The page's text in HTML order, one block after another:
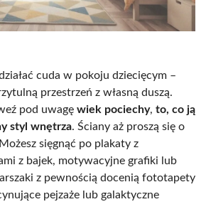
cuda w pokoju dziecięcym –
przestrzeń z własną duszą.
pod uwagę wiek pociechy, to, co ją
styl wnętrza. Ściany aż proszą się o
sięgnąć po plakaty z
z bajek, motywacyjne grafiki lub
z pewnością docenią fototapety
pejzaże lub galaktyczne